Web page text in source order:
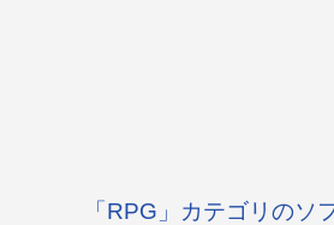
「RPG」カテゴリのソ